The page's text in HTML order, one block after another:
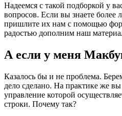
Надеемся с такой подборкой у
вопросов. Если вы знаете более
пришлите их нам с помощью
радостью дополним наш
А если у меня
Казалось бы и не проблема.
дело сделано. На практике же
управление которой
строки. Почему так?